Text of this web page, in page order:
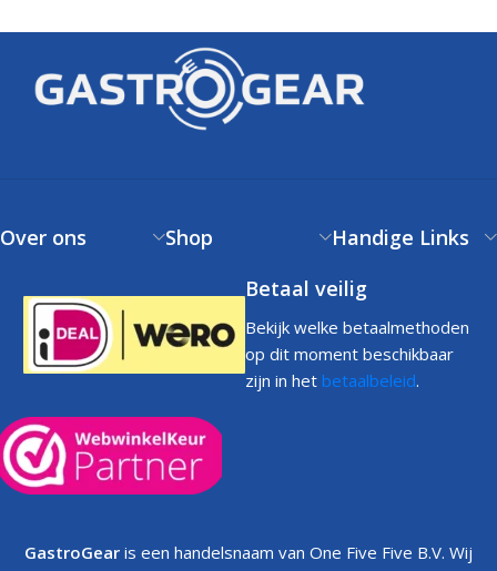
Over ons Shop
Handige Links
Betaal veilig
Bekijk welke betaalmethoden
op dit moment beschikbaar
zijn in het betaalbeleid.
GastroGear is een handelsnaam van One Five Five B.V. Wij